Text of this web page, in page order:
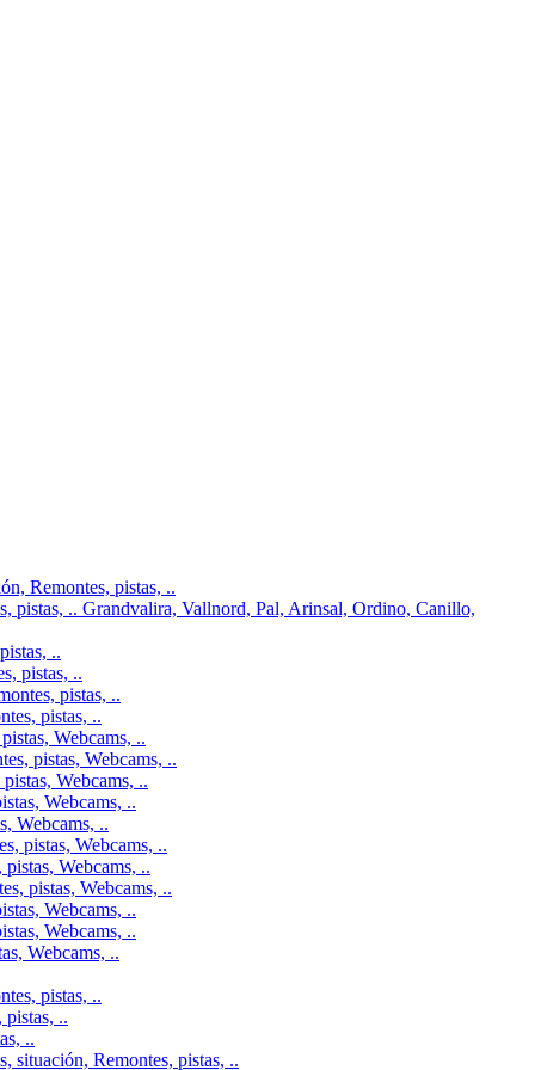
Remontes, pistas, ..
pistas, .. Grandvalira, Vallnord, Pal, Arinsal, Ordino, Canillo,
..
pistas, ..
pistas, ..
pistas, ..
Webcams, ..
pistas, Webcams, ..
Webcams, ..
Webcams, ..
Webcams, ..
pistas, Webcams, ..
Webcams, ..
pistas, Webcams, ..
Webcams, ..
Webcams, ..
Webcams, ..
pistas, ..
..
..
situación, Remontes, pistas, ..